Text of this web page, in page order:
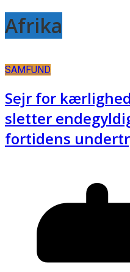
Afrika
SAMFUND
Sejr for
sletter
fortidens